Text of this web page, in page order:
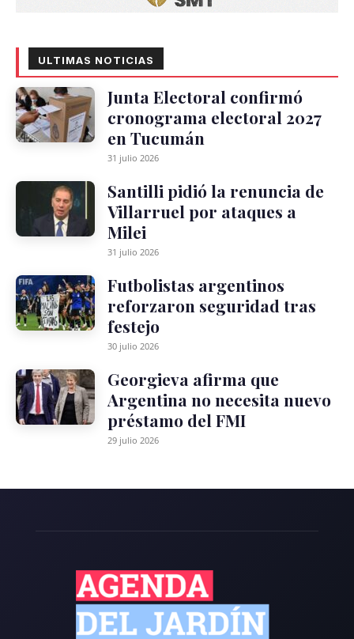
ULTIMAS NOTICIAS
Junta Electoral confirmó
cronograma electoral 2027
en Tucumán
31 julio 2026
Santilli pidió la renuncia de
Villarruel por ataques a
Milei
31 julio 2026
Futbolistas argentinos
reforzaron seguridad tras
festejo
30 julio 2026
Georgieva afirma que
Argentina no necesita nuevo
préstamo del FMI
29 julio 2026